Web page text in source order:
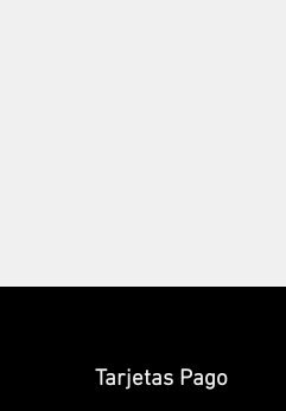
Tarjetas Pago